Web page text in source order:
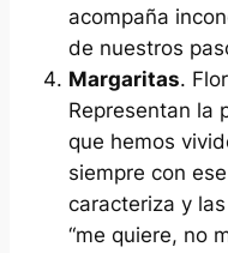
acompaña
de nuestros
Margaritas.
Representan la
que hemos
siempre con
caracteriza y
“me quiere, no